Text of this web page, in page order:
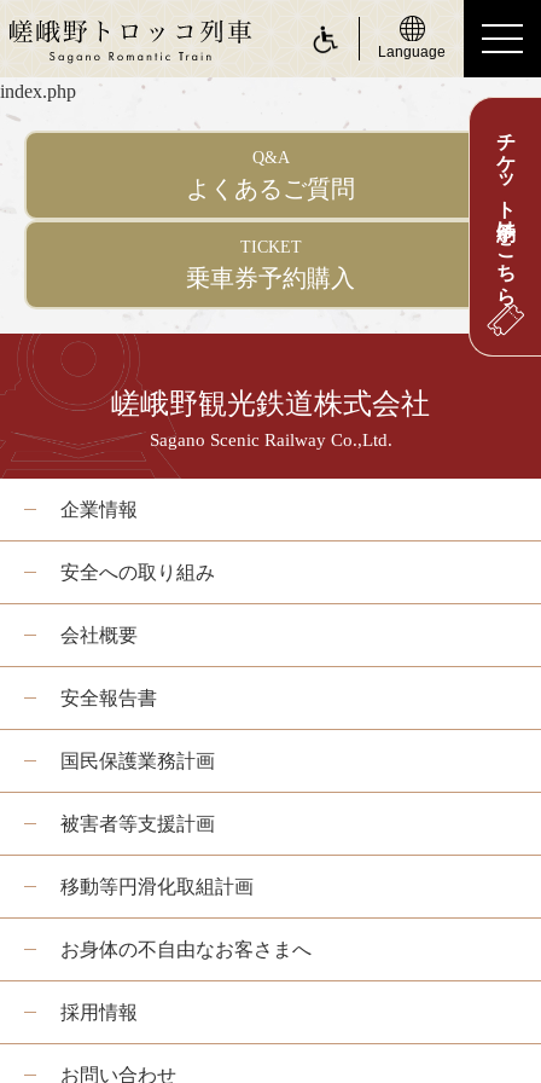
Language
ride a Sagano Romantic Train
運賃・乗車券のご案内
座席のご案内
お身体の不自由なお客さまへ
about Sagano Romantic Train
嵯峨野トロッコについて
嵯峨野トロッコ列車とは
季節ごとの楽しみ方
ツアー紹介
お知らせ
各駅情報
各駅情報一覧
トロッコ嵯峨駅
トロッコ嵐山駅
チケット予約はこちら
index.php
Q&A
よくあるご質問
TICKET
乗車券予約購入
嵯峨野観光鉄道株式会社
Sagano Scenic Railway Co.,Ltd.
企業情報
安全への取り組み
会社概要
安全報告書
国民保護業務計画
被害者等支援計画
移動等円滑化取組計画
お身体の不自由なお客さまへ
採用情報
お問い合わせ